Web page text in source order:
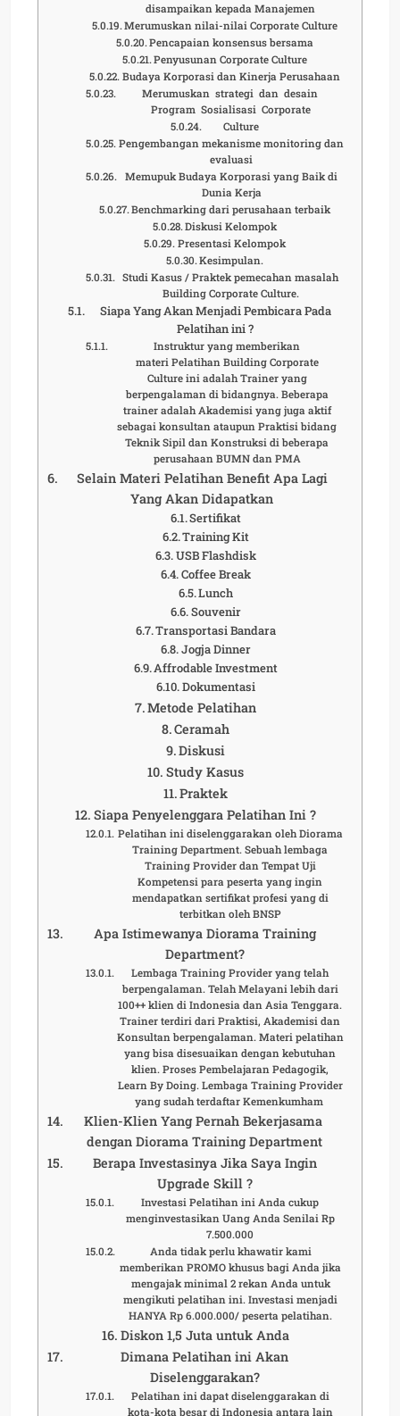
disampaikan kepada Manajemen
Merumuskan nilai-nilai Corporate Culture
Pencapaian konsensus bersama
Penyusunan Corporate Culture
Budaya Korporasi dan Kinerja Perusahaan
Merumuskan strategi dan desain
Program Sosialisasi Corporate
Culture
Pengembangan mekanisme monitoring dan
evaluasi
Memupuk Budaya Korporasi yang Baik di
Dunia Kerja
Benchmarking dari perusahaan terbaik
Diskusi Kelompok
Presentasi Kelompok
Kesimpulan.
Studi Kasus / Praktek pemecahan masalah
Building Corporate Culture.
Siapa Yang Akan Menjadi Pembicara Pada
Pelatihan ini ?
Instruktur yang memberikan
materi Pelatihan Building Corporate
Culture ini adalah Trainer yang
berpengalaman di bidangnya. Beberapa
trainer adalah Akademisi yang juga aktif
sebagai konsultan ataupun Praktisi bidang
Teknik Sipil dan Konstruksi di beberapa
perusahaan BUMN dan PMA
Selain Materi Pelatihan Benefit Apa Lagi
Yang Akan Didapatkan
Sertifikat
Training Kit
USB Flashdisk
Coffee Break
Lunch
Souvenir
Transportasi Bandara
Jogja Dinner
Affrodable Investment
Dokumentasi
Metode Pelatihan
Ceramah
Diskusi
Study Kasus
Praktek
Siapa Penyelenggara Pelatihan Ini ?
Pelatihan ini diselenggarakan oleh Diorama
Training Department. Sebuah lembaga
Training Provider dan Tempat Uji
Kompetensi para peserta yang ingin
mendapatkan sertifikat profesi yang di
terbitkan oleh BNSP
Apa Istimewanya Diorama Training
Department?
Lembaga Training Provider yang telah
berpengalaman. Telah Melayani lebih dari
100++ klien di Indonesia dan Asia Tenggara.
Trainer terdiri dari Praktisi, Akademisi dan
Konsultan berpengalaman. Materi pelatihan
yang bisa disesuaikan dengan kebutuhan
klien. Proses Pembelajaran Pedagogik,
Learn By Doing. Lembaga Training Provider
yang sudah terdaftar Kemenkumham
Klien-Klien Yang Pernah Bekerjasama
dengan Diorama Training Department
Berapa Investasinya Jika Saya Ingin
Upgrade Skill ?
Investasi Pelatihan ini Anda cukup
menginvestasikan Uang Anda Senilai Rp
7.500.000
Anda tidak perlu khawatir kami
memberikan PROMO khusus bagi Anda jika
mengajak minimal 2 rekan Anda untuk
mengikuti pelatihan ini. Investasi menjadi
HANYA Rp 6.000.000/ peserta pelatihan.
Diskon 1,5 Juta untuk Anda
Dimana Pelatihan ini Akan
Diselenggarakan?
Pelatihan ini dapat diselenggarakan di
kota-kota besar di Indonesia antara lain